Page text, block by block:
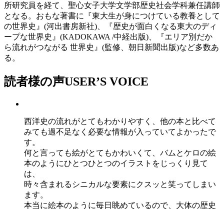
所研究員を経て、聖心女子大学文学部歴史社会学科兼任講師
となる。おもな著書に『東大生が身につけている教養として
の世界史』(河出書房新社)、『歴史が面白くなる東大のディ
ープな世界史』(KADOKAWA /中経出版)、『エリア別だか
ら流れがつながる 世界史』(監修、朝日新聞出版)など多数あ
る。
読者様の声USER’S VOICE
西洋史の流れがとてもわかりやすく、他の本と比べて
みても過不足なく必要な情報が入っていてよかったで
す。
何と言っても絵がとてもかわいくて、バムとケロの絵
本のようにひとつひとつのイラストをじっくり見て
は、
時々含まれるシニカルな要素にクスッと笑ってしまい
ます。
本当に絵本のように毎日眺めているので、大体の歴史